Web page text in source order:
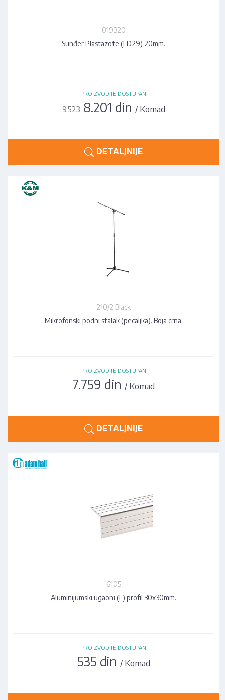
019320
Sunđer Plastazote (LD29) 20mm.
PROIZVOD JE DOSTUPAN
9.5238.201 din / Komad
DETALJNIJE
210/2 Black
Mikrofonski podni stalak (pecaljka). Boja crna.
PROIZVOD JE DOSTUPAN
7.759 din / Komad
DETALJNIJE
6105
Aluminijumski ugaoni (L) profil 30x30mm.
PROIZVOD JE DOSTUPAN
535 din / Komad